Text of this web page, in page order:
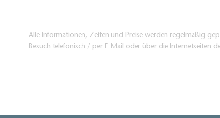
Alle Informationen, Zeiten und Preise werden regelmäßig
Besuch telefonisch / per E-Mail oder über die Internetseiten